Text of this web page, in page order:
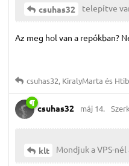
csuhas32 telepítve
Az meg hol van a repókban?
csuhas32, KiralyMarta és
csuhas32 máj 14.
klt Mondjuk a VPS-